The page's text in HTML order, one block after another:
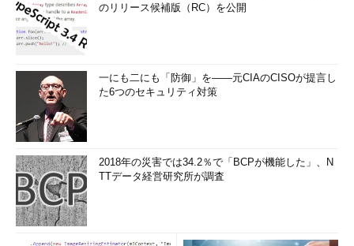
のリリース候補版（RC）を公開
一にも二にも「防御」を――元CIAのCISOが提言し
た6つのセキュリティ対策
2018年の災害では34.2％で「BCPが機能した」、N
TTデータ経営研究所が調査